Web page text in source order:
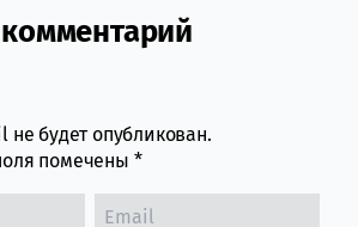
section
будет опубликован.
помечены *